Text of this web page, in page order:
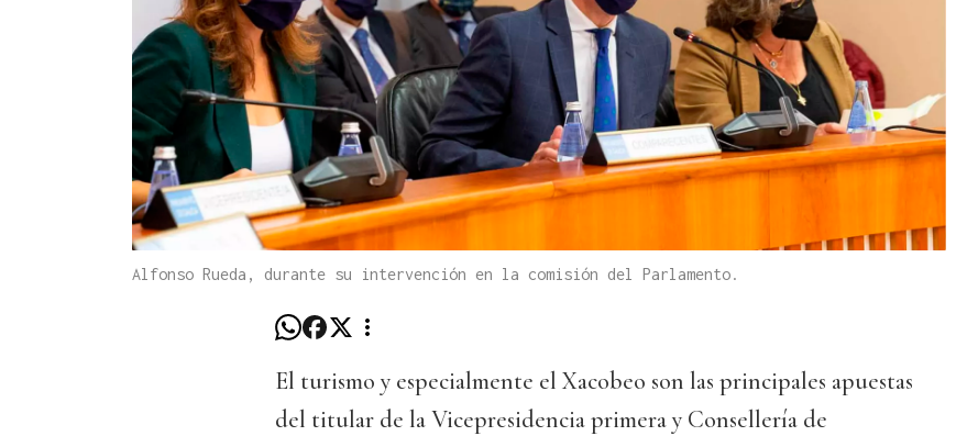
Alfonso Rueda, durante su intervención en la comisión del Parlamento.
El turismo y especialmente el Xacobeo son las principales apuestas
del titular de la Vicepresidencia primera y Consellería de